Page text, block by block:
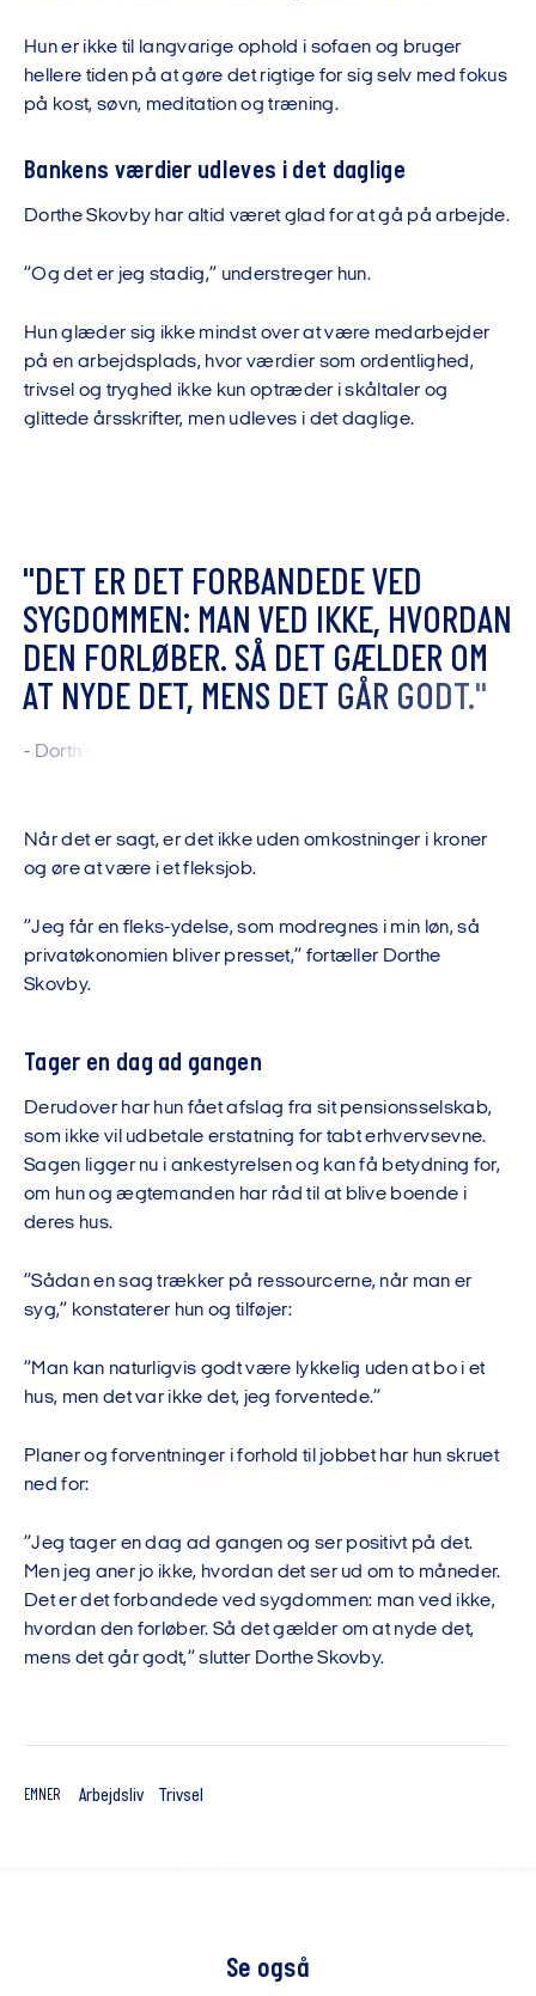
Hun er ikke til langvarige ophold i sofaen og bruger
hellere tiden på at gøre det rigtige for sig selv med fokus
på kost, søvn, meditation og træning.
Bankens værdier udleves i det daglige
Dorthe Skovby har altid været glad for at gå på arbejde.
”Og det er jeg stadig,” understreger hun.
Hun glæder sig ikke mindst over at være medarbejder
på en arbejdsplads, hvor værdier som ordentlighed,
trivsel og tryghed ikke kun optræder i skåltaler og
glittede årsskrifter, men udleves i det daglige.
"DET ER DET FORBANDEDEVED
SYGDOMMEN: MAN VED IKKE, HVORDAN
DEN FORLØBER. SÅ DET GÆLDER OM
AT NYDE DET, MENS DET GÅR GODT."
- Dorth
Når det er sagt, er det ikke uden omkostninger i kroner
og øre at være i et fleksjob.
”Jeg får en fleks-ydelse, som modregnes i min løn, så
privatøkonomien bliver presset,” fortæller Dorthe
Skovby.
Tager en dag ad gangen
Derudover har hun fået afslag fra sit pensionsselskab,
som ikke vil udbetale erstatning for tabt erhvervsevne.
Sagen ligger nu i ankestyrelsen og kan få betydning for,
om hun og ægtemanden har råd til at blive boende i
deres hus.
”Sådan en sag trækker på ressourcerne, når man er
syg,” konstaterer hun og tilføjer:
”Man kan naturligvis godt være lykkelig uden at bo i et
hus, men det var ikke det, jeg forventede.”
Planer og forventninger i forhold til jobbet har hun skruet
ned for:
”Jeg tager en dag ad gangen og ser positivt på det.
Men jeg aner jo ikke, hvordan det ser ud om to måneder.
Det er det forbandede ved sygdommen: man ved ikke,
hvordan den forløber. Så det gælder om at nyde det,
mens det går godt,” slutter Dorthe Skovby.
EMNER Arbejdsliv Trivsel
Se også